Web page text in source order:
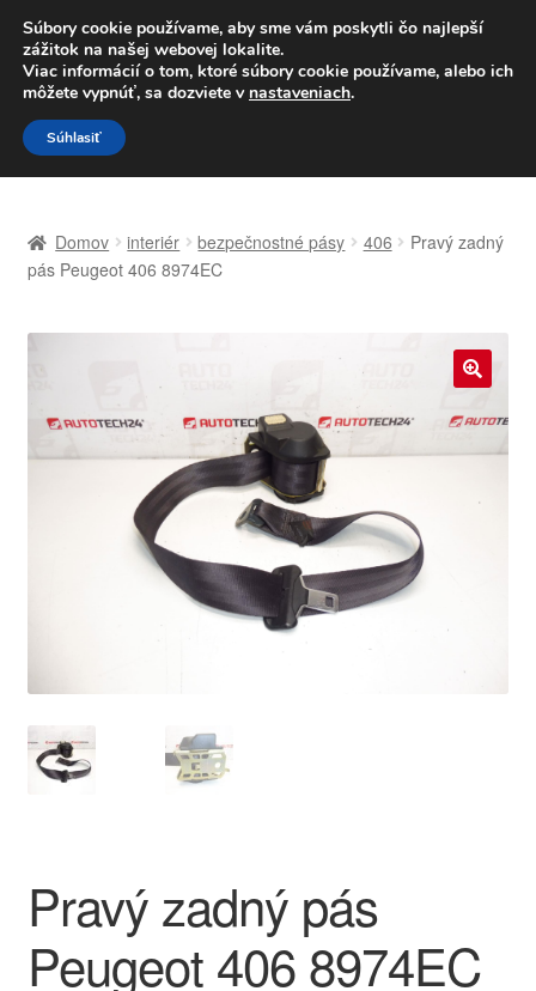
DOPRAVA od 6 EUR
Po–Pi 09:00–16:00 233 221 276
Preskočiť
na
navigáciu
Preskočiť
na
obsah
Celosvetová preprava
Košík
Platby
Reklamace
Reklamačný poriadok
Domov interiér bezpečnostné pásy 406
Pravý zadný
pás Peugeot 406 8974EC
Pravý zadný pás
Peugeot 406 8974EC
Súbory cookie používame, aby sme vám poskytli čo najlepší
zážitok na našej webovej lokalite.
Viac informácií o tom, ktoré súbory cookie používame, alebo ich
môžete vypnúť, sa dozviete v nastaveniach.
Súhlasiť